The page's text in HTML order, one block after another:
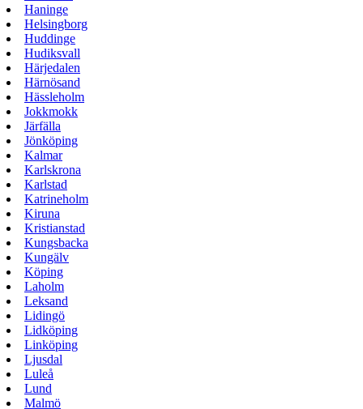
Haninge
Helsingborg
Huddinge
Hudiksvall
Härjedalen
Härnösand
Hässleholm
Jokkmokk
Järfälla
Jönköping
Kalmar
Karlskrona
Karlstad
Katrineholm
Kiruna
Kristianstad
Kungsbacka
Kungälv
Köping
Laholm
Leksand
Lidingö
Lidköping
Linköping
Ljusdal
Luleå
Lund
Malmö